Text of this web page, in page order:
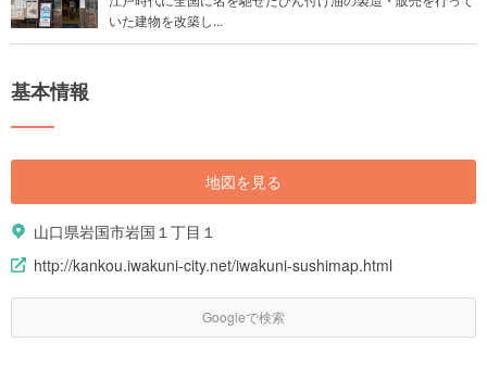
いた建物を改築し...
基本情報
地図を見る
山口県岩国市岩国１丁目１
http://kankou.iwakuni-city.net/iwakuni-sushimap.html
Googleで検索